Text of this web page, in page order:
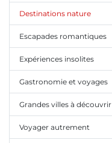
Destinations nature
Escapades romantiques
Expériences insolites
Gastronomie et voyages
Grandes villes à découvrir
Voyager autrement